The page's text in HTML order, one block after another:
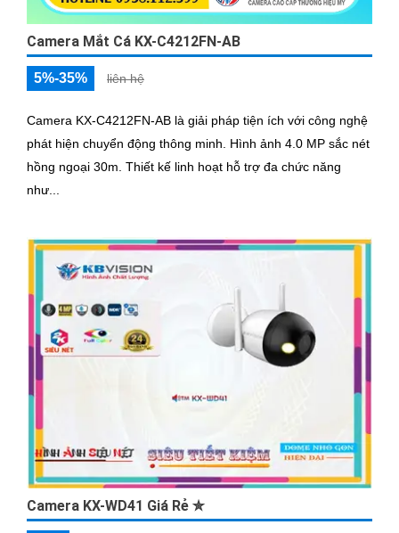
Camera Mắt Cá KX-C4212FN-AB
5%-35% liên hệ
Camera KX-C4212FN-AB là giải pháp tiện ích với công nghệ
phát hiện chuyển động thông minh. Hình ảnh 4.0 MP sắc nét
hồng ngoại 30m. Thiết kế linh hoạt hỗ trợ đa chức năng
như...
Camera KX-WD41 Giá Rẻ ✮